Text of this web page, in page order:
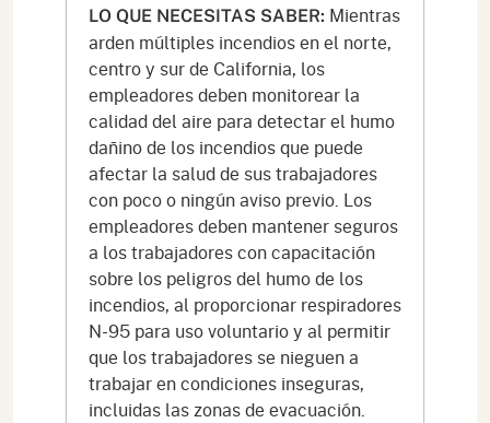
LO QUE NECESITAS SABER: Mientras
arden múltiples incendios en el norte,
centro y sur de California, los
empleadores deben monitorear la
calidad del aire para detectar el humo
dañino de los incendios que puede
afectar la salud de sus trabajadores
con poco o ningún aviso previo. Los
empleadores deben mantener seguros
a los trabajadores con capacitación
sobre los peligros del humo de los
incendios, al proporcionar respiradores
N-95 para uso voluntario y al permitir
que los trabajadores se nieguen a
trabajar en condiciones inseguras,
incluidas las zonas de evacuación.